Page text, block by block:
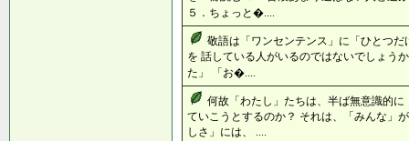
５．ちょっと�....
敬語は「ワンセンテンス」に「ひとつ
を 話している人がいるのではないでしょう
た」 「お�....
何故「わたし」たちは、半ば無意識的
ていこうとするのか？ それは、「みんな」
しさ」には、 ....